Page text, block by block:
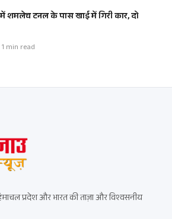
शमलेच टनल के पास खाई में गिरी कार, दो
1 min read
प्रदेश और भारत की ताज़ा और विश्वसनीय